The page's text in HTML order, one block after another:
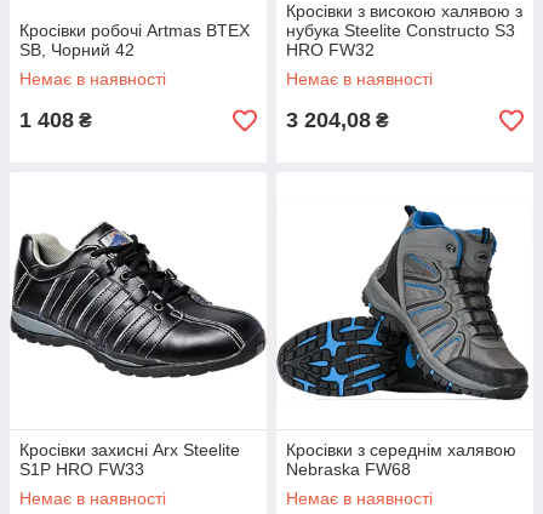
Кросівки робочі Artmas BTEX
SB, Чорний 42
Немає в наявності
1 408 ₴
Кросівки з високою халявою з
нубука Steelite Constructo S3
HRO FW32
Немає в наявності
3 204,08 ₴
Кросівки захисні Arx Steelite
S1P HRO FW33
Немає в наявності
Кросівки з середнім халявою
Nebraska FW68
Немає в наявності